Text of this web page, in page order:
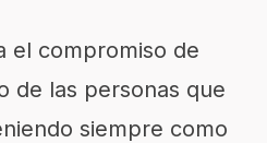
el compromiso de
de las personas que
siempre como